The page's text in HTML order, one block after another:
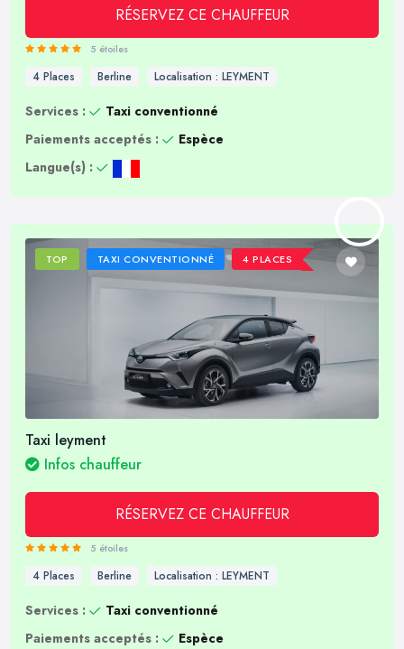
RÉSERVEZ CE CHAUFFEUR
5 étoiles
4 Places Berline Localisation : LEYMENT
Services :
Taxi conventionné
Paiements acceptés :
Espèce
Langue(s) :
TOP TAXI CONVENTIONNÉ 4 PLACES
Taxi leyment
Infos chauffeur
RÉSERVEZ CE CHAUFFEUR
5 étoiles
4 Places Berline Localisation : LEYMENT
Services :
Taxi conventionné
Paiements acceptés :
Espèce